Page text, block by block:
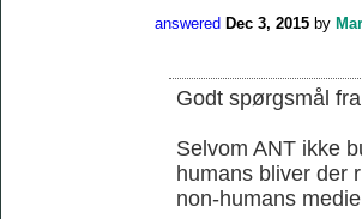
answered Dec 3, 2015 by
Godt spørgsmål
Selvom ANT ikke
humans bliver der
non-humans